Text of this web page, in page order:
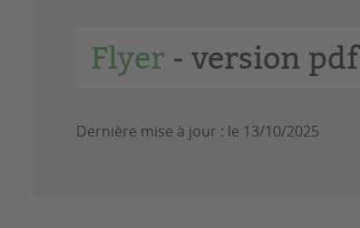
Flyer - version pdf
Dernière mise à jour : le 13/10/2025